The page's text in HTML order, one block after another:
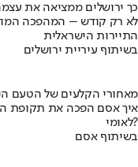
כך ירושלים ממציאה את
לא רק קודש – המהפכה
התיירות הישראלית
בשיתוף עיריית ירושלים
מאחורי הקלעים של הטעם
לאומי?
בשיתוף אסם